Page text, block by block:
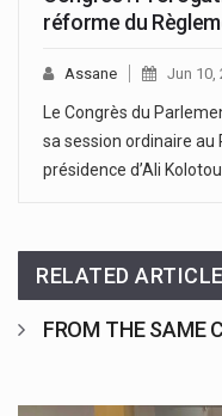
réforme du
Assane Jun 10,
Le Congrès du
sa session ordinaire au
présidence d’Ali
RELATED
FROM THE SAME